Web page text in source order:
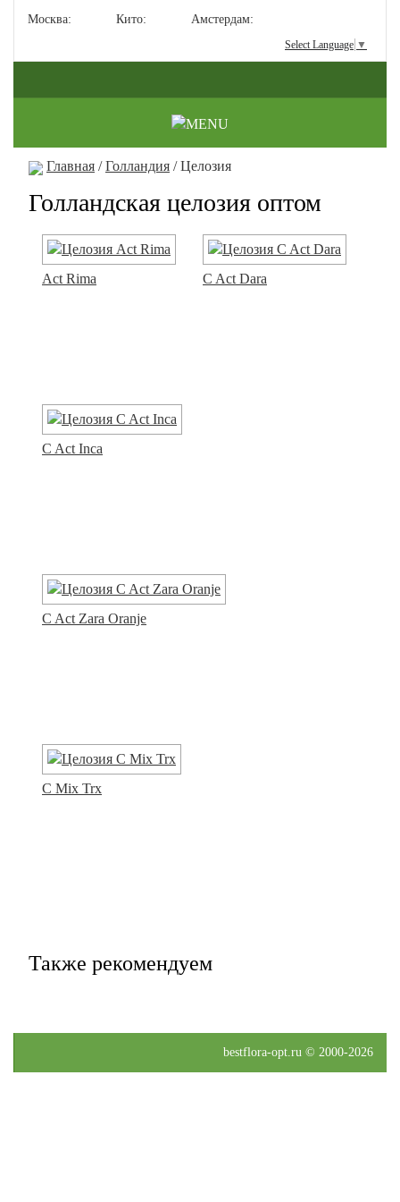
Москва: Кито: Амстердам:
Select Language ▼
Главная /Голландия / Целозия
Голландская целозия оптом
Act Rima C Act Dara
C Act Inca
C Act Zara Oranje
C Mix Trx
Также рекомендуем
bestflora-opt.ru © 2000-2026